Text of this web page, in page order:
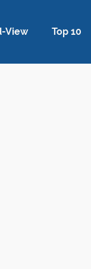
View Top 10